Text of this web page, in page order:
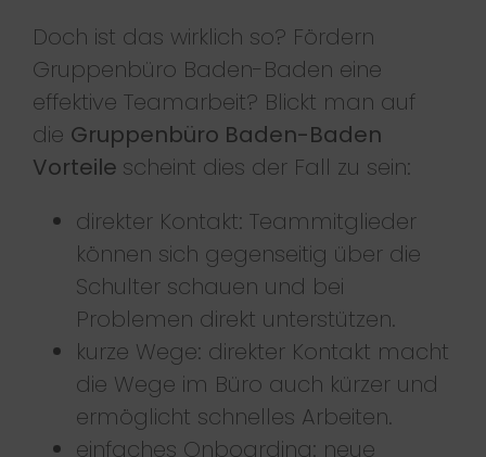
Doch ist das wirklich so? Fördern
Gruppenbüro Baden-Baden eine
effektive Teamarbeit? Blickt man auf
die Gruppenbüro Baden-Baden
Vorteile scheint dies der Fall zu sein:
direkter Kontakt: Teammitglieder
können sich gegenseitig über die
Schulter schauen und bei
Problemen direkt unterstützen.
kurze Wege: direkter Kontakt macht
die Wege im Büro auch kürzer und
ermöglicht schnelles Arbeiten.
einfaches Onboarding: neue